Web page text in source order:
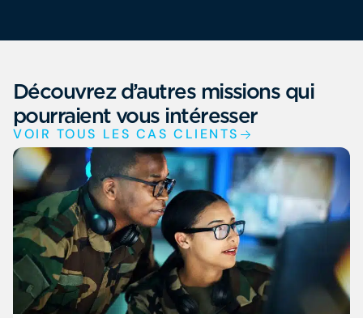
Découvrez d’autres missions qui
pourraient vous intéresser
VOIR TOUS LES CAS CLIENTS